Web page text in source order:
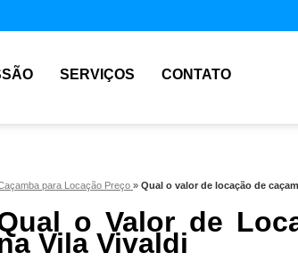
SERVIÇOS CONTATO
para Locação Preço » Qual o valor de locação de
o Valor de
Vila Vivaldi